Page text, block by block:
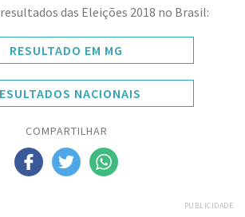
das Eleições 2018 no Brasil:
RESULTADO EM MG
NACIONAIS
COMPARTILHAR
PUBLICIDADE